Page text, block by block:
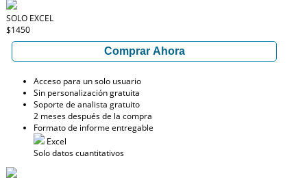
SOLO EXCEL
$1450
Comprar Ahora
Acceso para un solo usuario
Sin personalización gratuita
Soporte de analista gratuito
2 meses después de la compra
Formato de informe entregable
Excel
Solo datos cuantitativos